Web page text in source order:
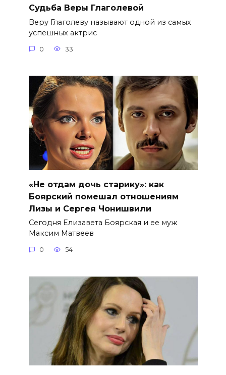
Судьба Веры Глаголевой
Веру Глаголеву называют одной из самых
успешных актрис
0 33
«Не отдам дочь старику»: как
Боярский помешал отношениям
Лизы и Сергея Чонишвили
Сегодня Елизавета Боярская и ее муж
Максим Матвеев
0 54